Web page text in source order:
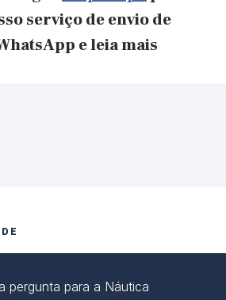
serviço de envio de
eleia mais
pergunta para a Náutica